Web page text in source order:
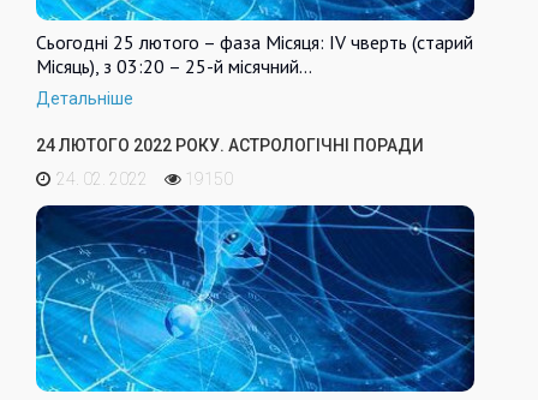
Сьогодні 25 лютого – фаза Місяця: IV чверть (старий
Місяць), з 03:20 – 25-й місячний…
Детальніше
24 ЛЮТОГО 2022 РОКУ. АСТРОЛОГІЧНІ ПОРАДИ
24. 02. 2022
19150